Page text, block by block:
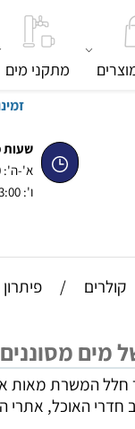
שעות
א'-ה': 08:00-19:00
ו': 08:00-13:00
מתקני מים
קולרים /
מים
חלל המשרת מאות
חדרי האוכל, אתרי